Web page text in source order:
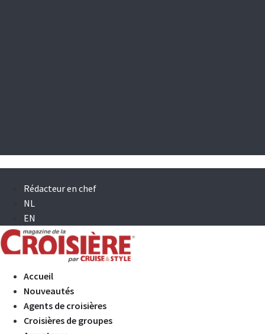
Rédacteur en chef
NL
EN
Accueil
Nouveautés
Agents de croisières
Croisières de groupes